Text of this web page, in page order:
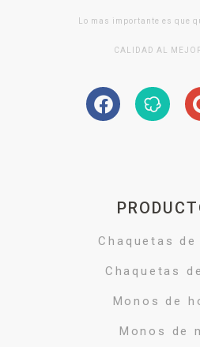
Lo mas importante es que
CALIDAD AL
Chaquetas de
Chaquetas
Monos de
Monos de